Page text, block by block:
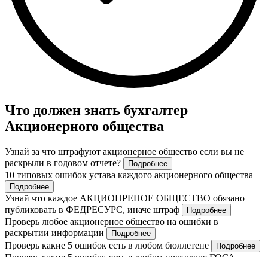
Что должен знать бухгалтер
Акционерного общества
Узнай за что штрафуют акционерное общество если вы не
раскрыли в годовом отчете?
Подробнее
10 типовых ошибок устава каждого акционерного общества
Подробнее
Узнай что каждое АКЦИОНРЕНОЕ ОБЩЕСТВО обязано
публиковать в ФЕДРЕСУРС, иначе штраф
Подробнее
Проверь любое акционерное общество на ошибки в
раскрытии информации
Подробнее
Проверь какие 5 ошибок есть в любом бюллетене Подробнее